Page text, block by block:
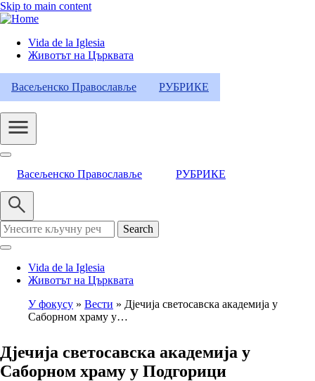
Skip to main content
Header
Category
Menu
Vida de la Iglesia
Животът на Църквата
Васељенско Православље РУБРИКЕ
Васељенско Православље РУБРИКЕ
Search
Vida de la Iglesia
Животът на Църквата
Breadcrumb
У фокусу Вести
Дјечија светосавска академија у
Саборном храму у…
Дјечија светосавска академија у
Саборном храму у Подгорици